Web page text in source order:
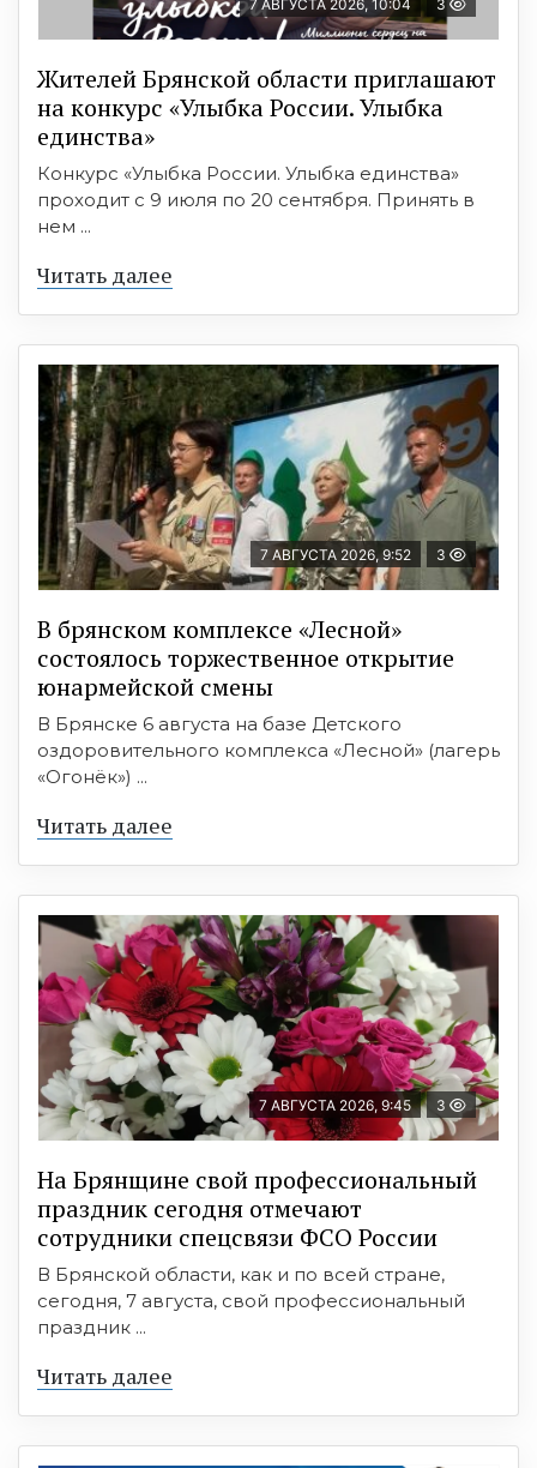
7 АВГУСТА 2026, 10:04 3
Жителей Брянской области приглашают
на конкурс «Улыбка России. Улыбка
единства»
Конкурс «Улыбка России. Улыбка единства»
проходит с 9 июля по 20 сентября. Принять в
нем ...
Читать далее
7 АВГУСТА 2026, 9:52 3
В брянском комплексе «Лесной»
состоялось торжественное открытие
юнармейской смены
В Брянске 6 августа на базе Детского
оздоровительного комплекса «Лесной» (лагерь
«Огонёк») ...
Читать далее
7 АВГУСТА 2026, 9:45 3
На Брянщине свой профессиональный
праздник сегодня отмечают
сотрудники спецсвязи ФСО России
В Брянской области, как и по всей стране,
сегодня, 7 августа, свой профессиональный
праздник ...
Читать далее